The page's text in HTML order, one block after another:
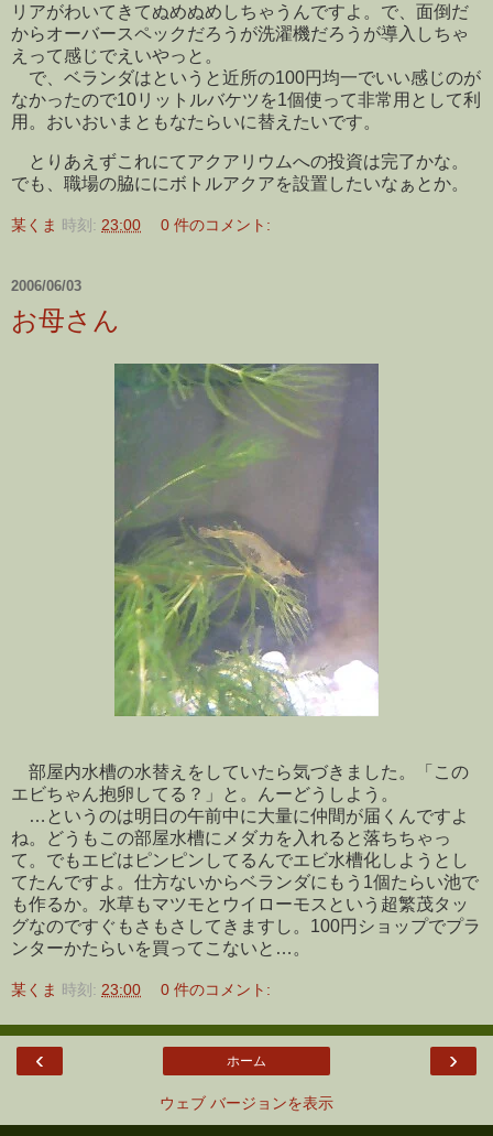
リアがわいてきてぬめぬめしちゃうんですよ。で、面倒だ
からオーバースペックだろうが洗濯機だろうが導入しちゃ
えって感じでえいやっと。
で、ベランダはというと近所の100円均一でいい感じのが
なかったので10リットルバケツを1個使って非常用として利
用。おいおいまともなたらいに替えたいです。
とりあえずこれにてアクアリウムへの投資は完了かな。
でも、職場の脇ににボトルアクアを設置したいなぁとか。
某くま 時刻: 23:00 0 件のコメント:
2006/06/03
お母さん
部屋内水槽の水替えをしていたら気づきました。「この
エビちゃん抱卵してる？」と。んーどうしよう。
…というのは明日の午前中に大量に仲間が届くんですよ
ね。どうもこの部屋水槽にメダカを入れると落ちちゃっ
て。でもエビはピンピンしてるんでエビ水槽化しようとし
てたんですよ。仕方ないからベランダにもう1個たらい池で
も作るか。水草もマツモとウイローモスという超繁茂タッ
グなのですぐもさもさしてきますし。100円ショップでプラ
ンターかたらいを買ってこないと…。
某くま 時刻: 23:00 0 件のコメント:
‹ ›
ホーム
ウェブ バージョンを表示